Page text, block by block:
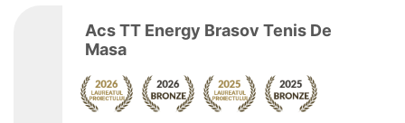
Acs TT Energy Brasov Tenis De
Masa